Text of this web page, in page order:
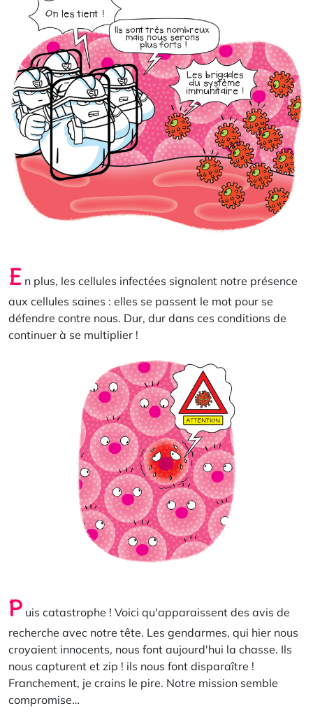
E n plus, les cellules infectées signalent notre présence
aux cellules saines : elles se passent le mot pour se
défendre contre nous. Dur, dur dans ces conditions de
continuer à se multiplier !
P uis catastrophe ! Voici qu'apparaissent des avis de
recherche avec notre tête. Les gendarmes, qui hier nous
croyaient innocents, nous font aujourd'hui la chasse. Ils
nous capturent et zip ! ils nous font disparaître !
Franchement, je crains le pire. Notre mission semble
compromise…